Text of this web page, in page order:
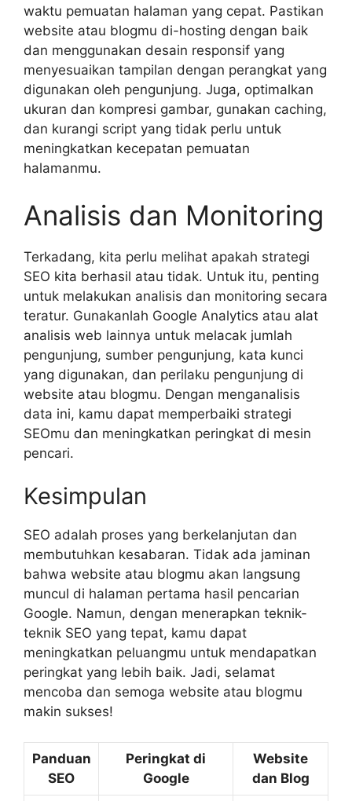
waktu pemuatan halaman yang cepat. Pastikan
website atau blogmu di-hosting dengan baik
dan menggunakan desain responsif yang
menyesuaikan tampilan dengan perangkat yang
digunakan oleh pengunjung. Juga, optimalkan
ukuran dan kompresi gambar, gunakan caching,
dan kurangi script yang tidak perlu untuk
meningkatkan kecepatan pemuatan
halamanmu.
Analisis dan Monitoring
Terkadang, kita perlu melihat apakah strategi
SEO kita berhasil atau tidak. Untuk itu, penting
untuk melakukan analisis dan monitoring secara
teratur. Gunakanlah Google Analytics atau alat
analisis web lainnya untuk melacak jumlah
pengunjung, sumber pengunjung, kata kunci
yang digunakan, dan perilaku pengunjung di
website atau blogmu. Dengan menganalisis
data ini, kamu dapat memperbaiki strategi
SEOmu dan meningkatkan peringkat di mesin
pencari.
Kesimpulan
SEO adalah proses yang berkelanjutan dan
membutuhkan kesabaran. Tidak ada jaminan
bahwa website atau blogmu akan langsung
muncul di halaman pertama hasil pencarian
Google. Namun, dengan menerapkan teknik-
teknik SEO yang tepat, kamu dapat
meningkatkan peluangmu untuk mendapatkan
peringkat yang lebih baik. Jadi, selamat
mencoba dan semoga website atau blogmu
makin sukses!
Panduan
SEO
Peringkat di
Google
Website
dan Blog